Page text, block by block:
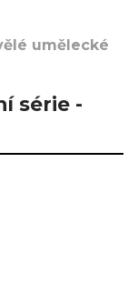
umělecké
série -